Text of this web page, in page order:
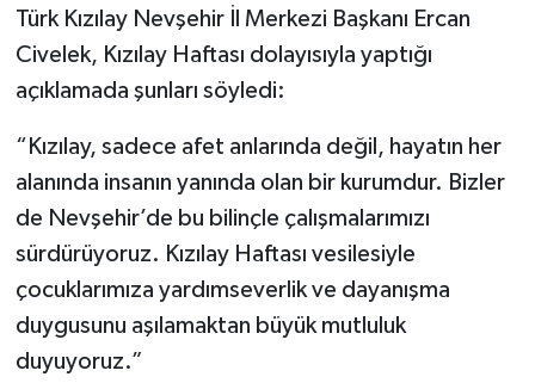
Türk Kızılay Nevşehir İl Merkezi Başkanı Ercan
Civelek, Kızılay Haftası dolayısıyla yaptığı
açıklamada şunları söyledi:
“Kızılay, sadece afet anlarında değil, hayatın her
alanında insanın yanında olan bir kurumdur. Bizler
de Nevşehir’de bu bilinçle çalışmalarımızı
sürdürüyoruz. Kızılay Haftası vesilesiyle
çocuklarımıza yardımseverlik ve dayanışma
duygusunu aşılamaktan büyük mutluluk
duyuyoruz.”